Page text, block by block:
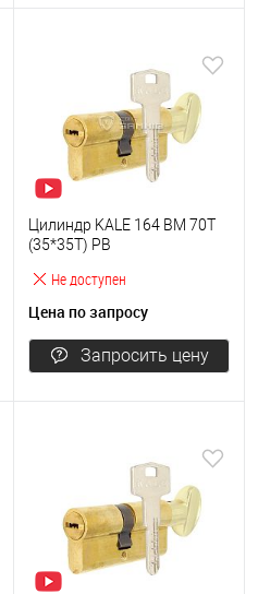
Не доступен
Цилиндр KALE 164 BM 70T
(35*35T) PB
Цена по запросу
Запросить цену